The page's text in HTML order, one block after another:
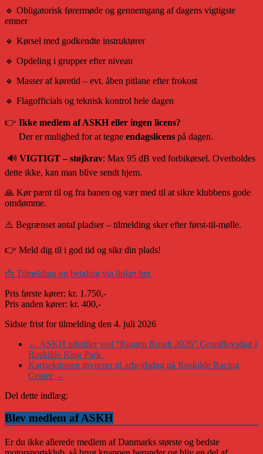
🔹 Obligatorisk førermøde og gennemgang af dagens vigtigste
emner
🔹 Kørsel med godkendte instruktører
🔹 Opdeling i grupper efter niveau
🔹 Masser af køretid – evt. åben pitlane efter frokost
🔹 Flagofficials og teknisk kontrol hele dagen
👉 Ikke medlem af ASKH eller ingen licens?
Der er mulighed for at tegne endagslicens på dagen.
🔊 VIGTIGT – støjkrav: Max 95 dB ved forbikørsel. Overholdes
dette ikke, kan man blive sendt hjem.
🙏 Kør pænt til og fra banen og vær med til at sikre klubbens gode
omdømme.
⚠️ Begrænset antal pladser – tilmelding sker efter først-til-mølle.
👉 Meld dig til i god tid og sikr din plads!
📩 Tilmelding og betaling via linket her
Pris første kører: kr. 1.750,-
Pris anden kører: kr. 400,-
Sidste frist for tilmelding den 4. juli 2026
← ASKH udstiller ved “Ringen Rundt 2026” Grundlovsdag i
Roskilde Ring Park.
Kartsektionen inviterer til arbejdsdag på Roskilde Racing
Center →
Del dette indlæg:
Blev medlem af ASKH
Er du ikke allerede medlem af Danmarks største og bedste